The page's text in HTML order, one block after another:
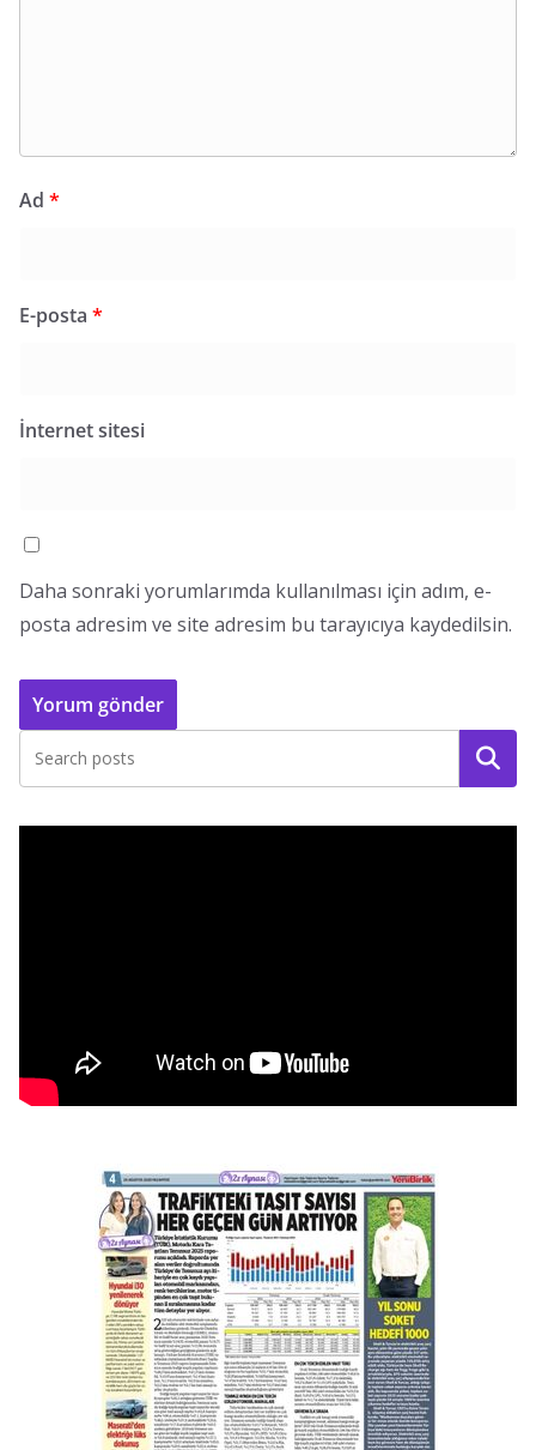
Ad *
E-posta *
İnternet sitesi
Daha sonraki yorumlarımda kullanılması için adım, e-
posta adresim ve site adresim bu tarayıcıya kaydedilsin.
Ara